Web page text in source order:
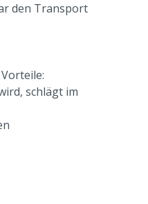
den Transport
schlägt im